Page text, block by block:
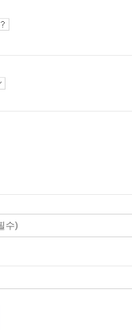
수)